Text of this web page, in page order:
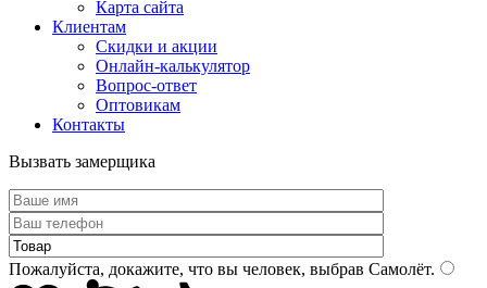
Карта сайта
Клиентам
Скидки и акции
Онлайн-калькулятор
Вопрос-ответ
Оптовикам
Контакты
Вызвать замерщика
Пожалуйста, докажите, что вы человек, выбрав Самолёт.